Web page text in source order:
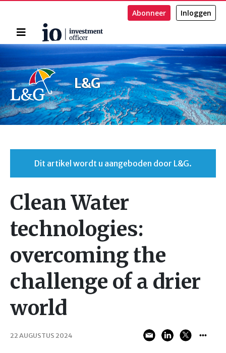
Home
Abonneer Inloggen
Zoeken
L&G
Dit artikel wordt u aangeboden door L&G.
Clean Water
technologies:
overcoming the
challenge of a drier
world
22 AUGUSTUS 2024